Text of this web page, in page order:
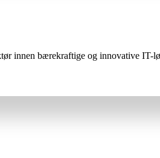
innen bærekraftige og innovative IT-